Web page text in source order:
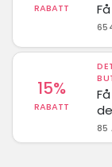
RABATT
15%
RABATT
85